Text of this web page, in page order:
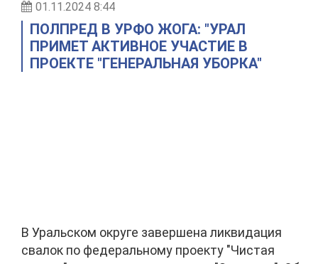
01.11.2024 8:44
ПОЛПРЕД В УРФО ЖОГА: "УРАЛ
ПРИМЕТ АКТИВНОЕ УЧАСТИЕ В
ПРОЕКТЕ "ГЕНЕРАЛЬНАЯ УБОРКА"
В Уральском округе завершена ликвидация
свалок по федеральному проекту "Чистая